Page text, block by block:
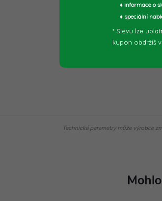
Technické parametry může výrobce
♦ informace o
♦ speciální
* Slevu lze
kupon obdržíš